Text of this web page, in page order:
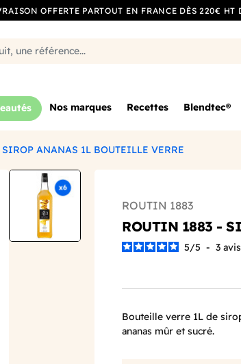
OFFERTE PARTOUT EN FRANCE DÈS 220€ HT
Nos marques Recettes Blendtec®
ANANAS 1L BOUTEILLE VERRE
ROUTIN 1883
ROUTIN 1883 -
5/5 - 3 avis
Bouteille verre 1L de
ananas mûr et sucré.